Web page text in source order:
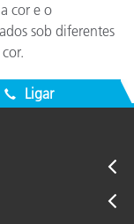
cor e o
sob diferentes
Ligar